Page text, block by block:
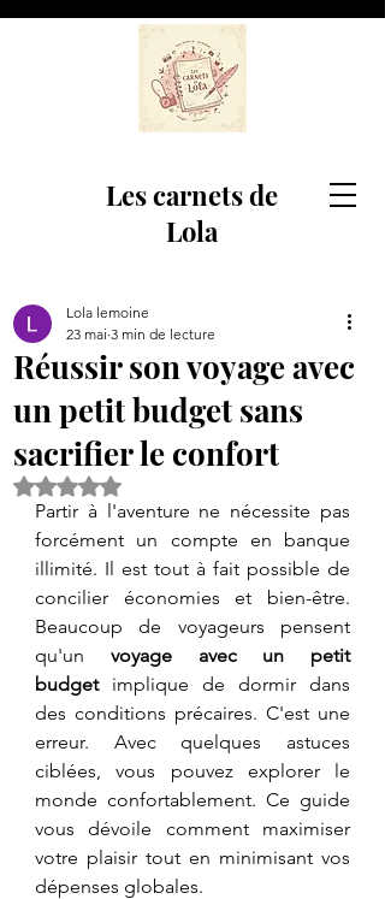
Les carnets de
Lola
Réussir son voyage avec
un petit budget sans
sacrifier le confort
Lola lemoine
23 mai 3 min de lecture
Noté NaN étoiles sur 5.
​Partir à l'aventure ne nécessite pas
forcément un compte en banque
illimité. Il est tout à fait possible de
concilier économies et bien-être.
Beaucoup de voyageurs pensent
qu'un voyage avec un petit
budget implique de dormir dans
des conditions précaires. C'est une
erreur. Avec quelques astuces
ciblées, vous pouvez explorer le
monde confortablement. Ce guide
vous dévoile comment maximiser
votre plaisir tout en minimisant vos
dépenses globales.